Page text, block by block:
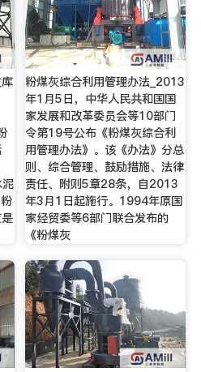
粉煤灰综合利用管理办法_2013
年1月5日，中华人民共和国国
家发展和改革委员会等10部门
令第19号公布《粉煤灰综合利
用管理办法》。该《办法》分总
则、综合管理、鼓励措施、法律
责任、附则5章28条，自2013
年3月1日起施行。1994年原国
家经贸委等6部门联合发布的
《粉煤灰